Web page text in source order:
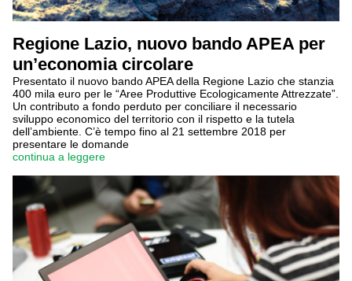
Regione Lazio, nuovo bando APEA per
un’economia circolare
Presentato il nuovo bando APEA della Regione Lazio che stanzia
400 mila euro per le “Aree Produttive Ecologicamente Attrezzate”.
Un contributo a fondo perduto per conciliare il necessario
sviluppo economico del territorio con il rispetto e la tutela
dell’ambiente. C’è tempo fino al 21 settembre 2018 per
presentare le domande
continua a leggere